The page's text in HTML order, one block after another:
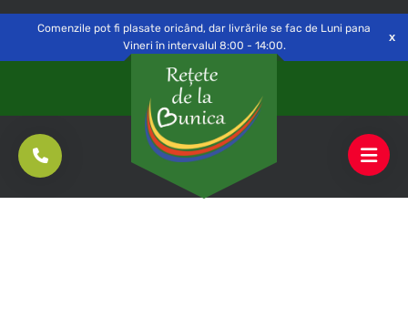
Delivery toSăvinești, NT Switch Open
Comenzile pot fi plasate oricând, dar livrările se fac de Luni pana
Vineri în intervalul 8:00 - 14:00.